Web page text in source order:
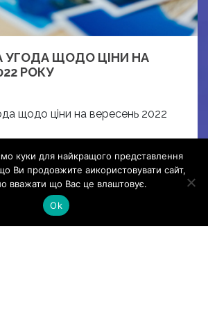
УГОДА ЩОДО ЦІНИ НА
РОКУ
щодо ціни на вересень 2022
куки для найкращого представлення
Ви продовжите аикористовувати сайт,
вважати що Вас це влаштовує.
Ok